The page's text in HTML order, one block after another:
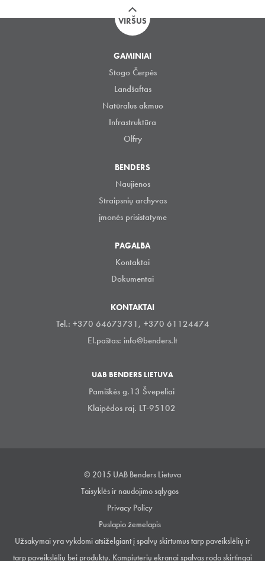
VIRŠUS
GAMINIAI
Stogo Čerpės
Landšaftas
Natūralus akmuo
Infrastruktūra
Olfry
BENDERS
Naujienos
Straipsnių archyvas
įmonės prisistatyme
PAGALBA
Kontaktai
Dokumentai
KONTAKTAI
Tel.: +370 64673731, +370 61124474
El.paštas: info@benders.lt
UAB BENDERS LIETUVA
Pamiškės g.13 Švepeliai
Klaipėdos raj. LT-95102
© 2015 UAB Benders Lietuva
Taisyklės ir naudojimo sąlygos
Privacy Policy
Puslapio žemelapis
Užsakymai yra vykdomi atsiželgiant į spalvų skirtumus tarp paveikslėlių ir
tarp paveikslėlių bei produktų. Kompiuterių ekranai spalvas rodo skirtingai